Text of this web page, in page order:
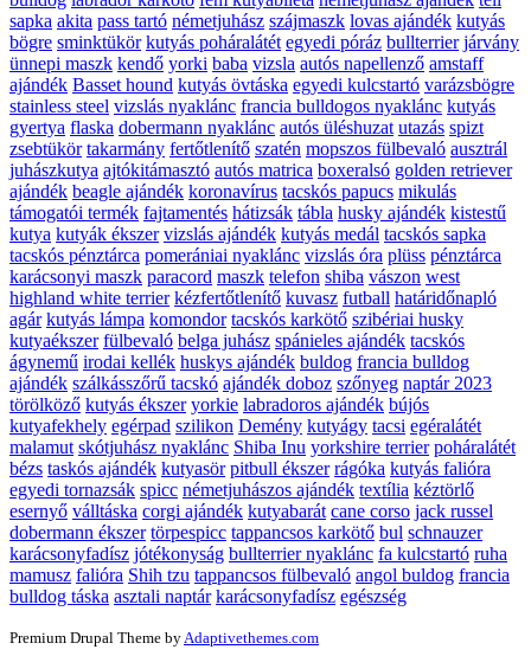
sapka akita pass tartó németjuhász szájmaszk lovas ajándék kutyás
bögre sminktükör kutyás poháralátét egyedi póráz bullterrier járvány
ünnepi maszk kendő yorki baba vizsla autós napellenző amstaff
ajándék Basset hound kutyás övtáska egyedi kulcstartó varázsbögre
stainless steel vizslás nyaklánc francia bulldogos nyaklánc kutyás
gyertya flaska dobermann nyaklánc autós üléshuzat utazás spizt
zsebtükör takarmány fertőtlenítő szatén mopszos fülbevaló ausztrál
juhászkutya ajtókitámasztó autós matrica boxeralsó golden retriever
ajándék beagle ajándék koronavírus tacskós papucs mikulás
támogatói termék fajtamentés hátizsák tábla husky ajándék kistestű
kutya kutyák ékszer vizslás ajándék kutyás medál tacskós sapka
tacskós pénztárca pomerániai nyaklánc vizslás óra plüss pénztárca
karácsonyi maszk paracord maszk telefon shiba vászon west
highland white terrier kézfertőtlenítő kuvasz futball határidőnapló
agár kutyás lámpa komondor tacskós karkötő szibériai husky
kutyaékszer fülbevaló belga juhász spánieles ajándék tacskós
ágynemű irodai kellék huskys ajándék buldog francia bulldog
ajándék szálkásszőrű tacskó ajándék doboz szőnyeg naptár 2023
törölköző kutyás ékszer yorkie labradoros ajándék bújós
kutyafekhely egérpad szilikon Demény kutyágy tacsi egéralátét
malamut skótjuhász nyaklánc Shiba Inu yorkshire terrier poháralátét
bézs taskós ajándék kutyasör pitbull ékszer rágóka kutyás falióra
egyedi tornazsák spicc németjuhászos ajándék textília kéztörlő
esernyő válltáska corgi ajándék kutyabarát cane corso jack russel
dobermann ékszer törpespicc tappancsos karkötő bul schnauzer
karácsonyfadísz jótékonyság bullterrier nyaklánc fa kulcstartó ruha
mamusz falióra Shih tzu tappancsos fülbevaló angol buldog francia
bulldog táska asztali naptár karácsonyfadísz egészség
Premium Drupal Theme by Adaptivethemes.com